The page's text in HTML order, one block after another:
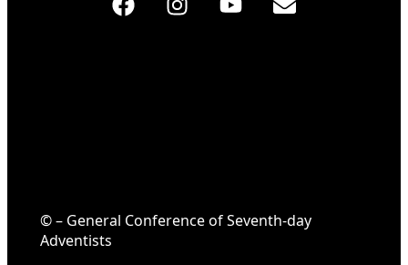
© – General Conference of Seventh-day
Adventists